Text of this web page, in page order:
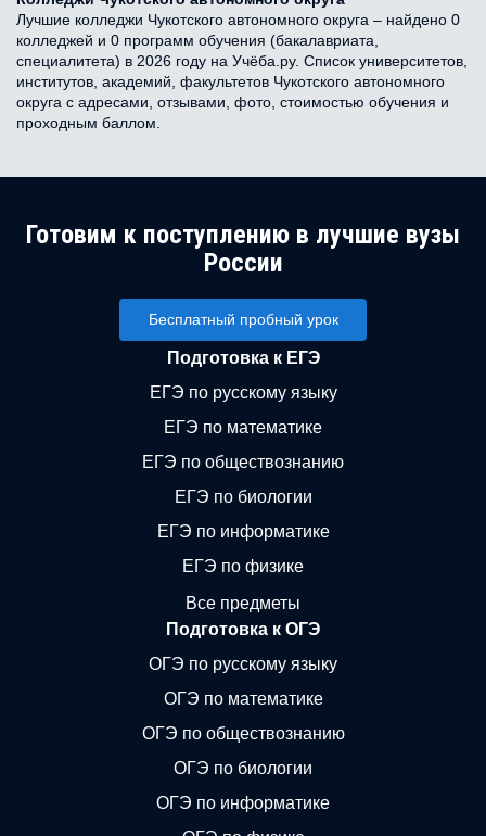
Лучшие колледжи Чукотского автономного округа – найдено 0
колледжей и 0 программ обучения (бакалавриата,
специалитета) в 2026 году на Учёба.ру. Список университетов,
институтов, академий, факультетов Чукотского автономного
округа с адресами, отзывами, фото, стоимостью обучения и
проходным баллом.
Готовим к поступлению в лучшие вузы
России
Бесплатный пробный урок
Подготовка к ЕГЭ
ЕГЭ по русскому языку
ЕГЭ по математике
ЕГЭ по обществознанию
ЕГЭ по биологии
ЕГЭ по информатике
ЕГЭ по физике
Все предметы
Подготовка к ОГЭ
ОГЭ по русскому языку
ОГЭ по математике
ОГЭ по обществознанию
ОГЭ по биологии
ОГЭ по информатике